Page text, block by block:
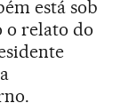
está sob
o relato do